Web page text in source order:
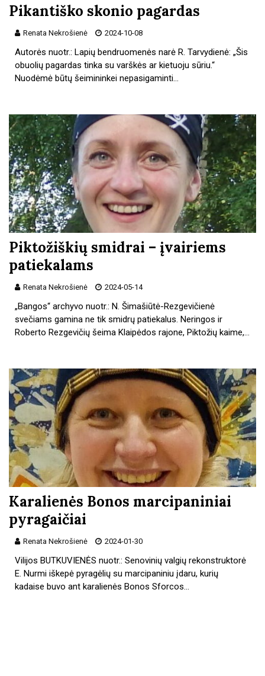
Pikantiško skonio pagardas
Renata Nekrošienė 2024-10-08
Autorės nuotr.: Lapių bendruomenės narė R. Tarvydienė: „Šis
obuolių pagardas tinka su varškės ar kietuoju sūriu.“
Nuodėmė būtų šeimininkei nepasigaminti…
Piktožiškių smidrai – įvairiems
patiekalams
Renata Nekrošienė 2024-05-14
„Bangos“ archyvo nuotr.: N. Šimašiūtė-Rezgevičienė
svečiams gamina ne tik smidrų patiekalus. Neringos ir
Roberto Rezgevičių šeima Klaipėdos rajone, Piktožių kaime,…
Karalienės Bonos marcipaniniai
pyragaičiai
Renata Nekrošienė 2024-01-30
Vilijos BUTKUVIENĖS nuotr.: Senovinių valgių rekonstruktorė
E. Nurmi iškepė pyragėlių su marcipaniniu įdaru, kurių
kadaise buvo ant karalienės Bonos Sforcos…